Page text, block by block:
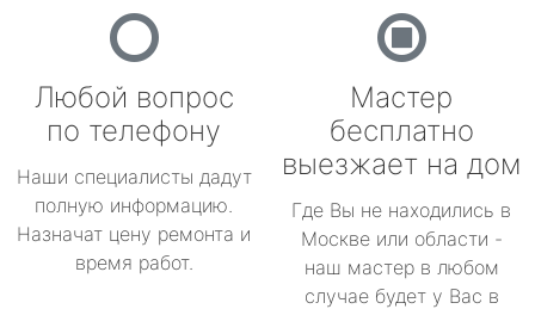
Любой вопрос
по телефону
Наши специалисты дадут
полную информацию.
Назначат цену ремонта и
время работ.
Мастер
бесплатно
выезжает на дом
Где Вы не находились в
Москве или области -
наш мастер в любом
случае будет у Вас в